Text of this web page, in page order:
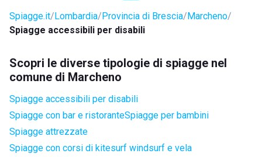
Spiagge.it Lombardia Provincia di Brescia Marcheno
Spiagge accessibili per disabili
Scopri le diverse tipologie di spiagge nel
comune di Marcheno
Spiagge accessibili per disabili
Spiagge con bar e ristoranteSpiagge per bambini
Spiagge attrezzate
Spiagge con corsi di kitesurf windsurf e vela